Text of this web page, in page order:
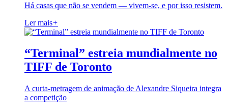
Há casas que não se vendem — vivem-se, e por isso resistem.
Ler mais+
“Terminal” estreia mundialmente no
TIFF de Toronto
A curta-metragem de animação de Alexandre Siqueira integra
a competição